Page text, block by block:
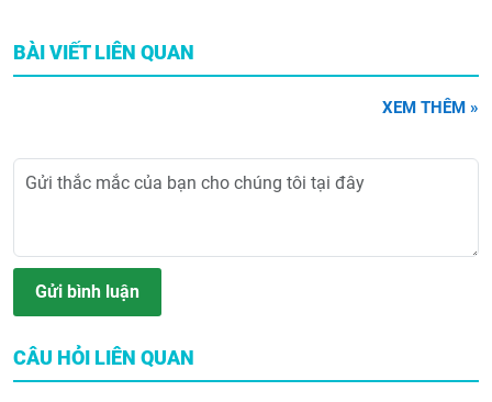
BÀI VIẾT LIÊN QUAN
XEM THÊM »
Gửi bình luận
CÂU HỎI LIÊN QUAN